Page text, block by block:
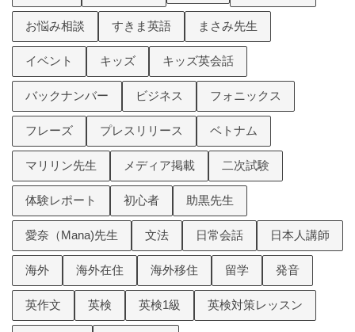
お悩み相談 すきま英語 まさみ先生
イベント キッズ キッズ英会話
バックナンバー ビジネス フォニックス
フレーズ プレスリリース ベトナム
マリリン先生 メディア掲載 二次試験
体験レポート 初心者 助黒先生
愛奈（Mana)先生 文法 日常会話 日本人講師
海外 海外在住 海外移住 留学 発音
英作文 英検 英検1級 英検対策レッスン